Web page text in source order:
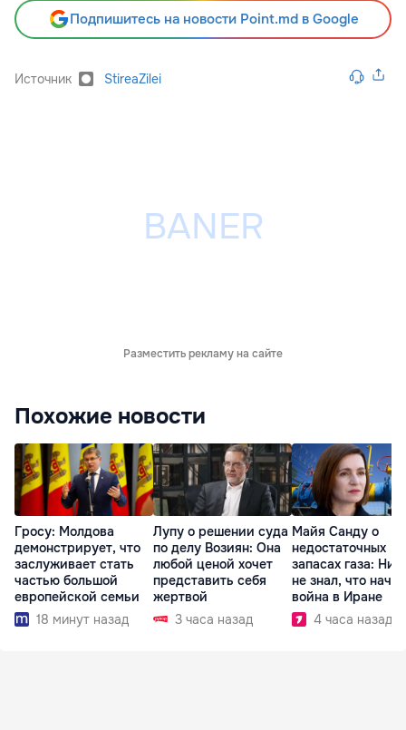
Подпишитесь на новости Point.md в Google
Источник StireaZilei
Разместить рекламу на сайте
Похожие новости
Гросу: Молдова
демонстрирует, что
заслуживает стать
частью большой
европейской семьи
18 минут назад
Лупу о решении суда
по делу Возиян: Она
любой ценой хочет
представить себя
жертвой
3 часа назад
Майя Санду о
недостаточных
запасах газа:
не знал, что
война в Иране
4 часа назад